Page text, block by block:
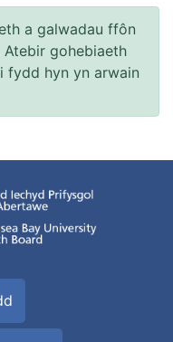
a galwadau ffôn
Atebir gohebiaeth
fydd hyn yn arwain